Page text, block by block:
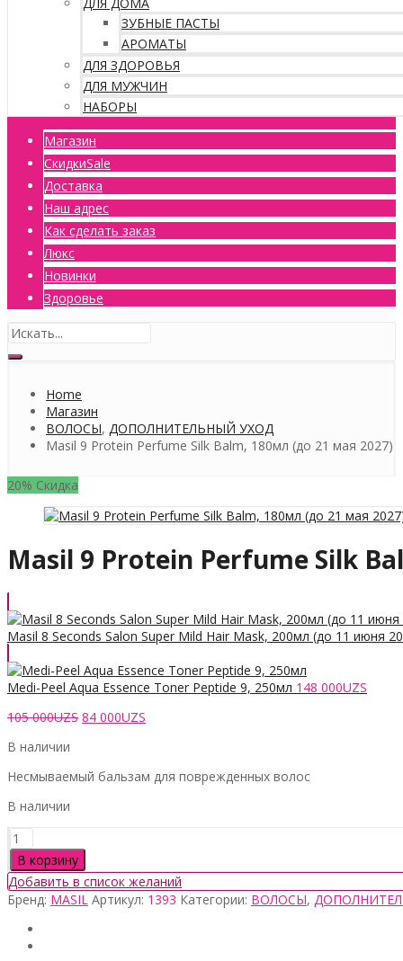
ЗУБНЫЕ ПАСТЫ
АРОМАТЫ
ДЛЯ ЗДОРОВЬЯ
ДЛЯ МУЖЧИН
НАБОРЫ
Магазин
СкидкиSale
Доставка
Наш адрес
Как сделать заказ
Люкс
Новинки
Здоровье
Home
Магазин
ВОЛОСЫ, ДОПОЛНИТЕЛЬНЫЙ УХОД
Masil 9 Protein Perfume Silk Balm, 180мл (до 21 мая 2027)
20% Скидка
Masil 9 Protein Perfume Silk
Masil 8 Seconds Salon Super Mild Hair Mask, 200мл (до 11 июня
Medi-Peel Aqua Essence Toner Peptide 9, 250мл 148 000UZS
105 000UZS Первоначальная
000UZS.
84 000UZS
В наличии
Несмываемый бальзам для поврежденных волос
В наличии
Количество
товара
Masil
9
Protein
В корзину
Добавить в список желаний
Бренд: MASIL Артикул: 1393 Категории: ВОЛОСЫ,